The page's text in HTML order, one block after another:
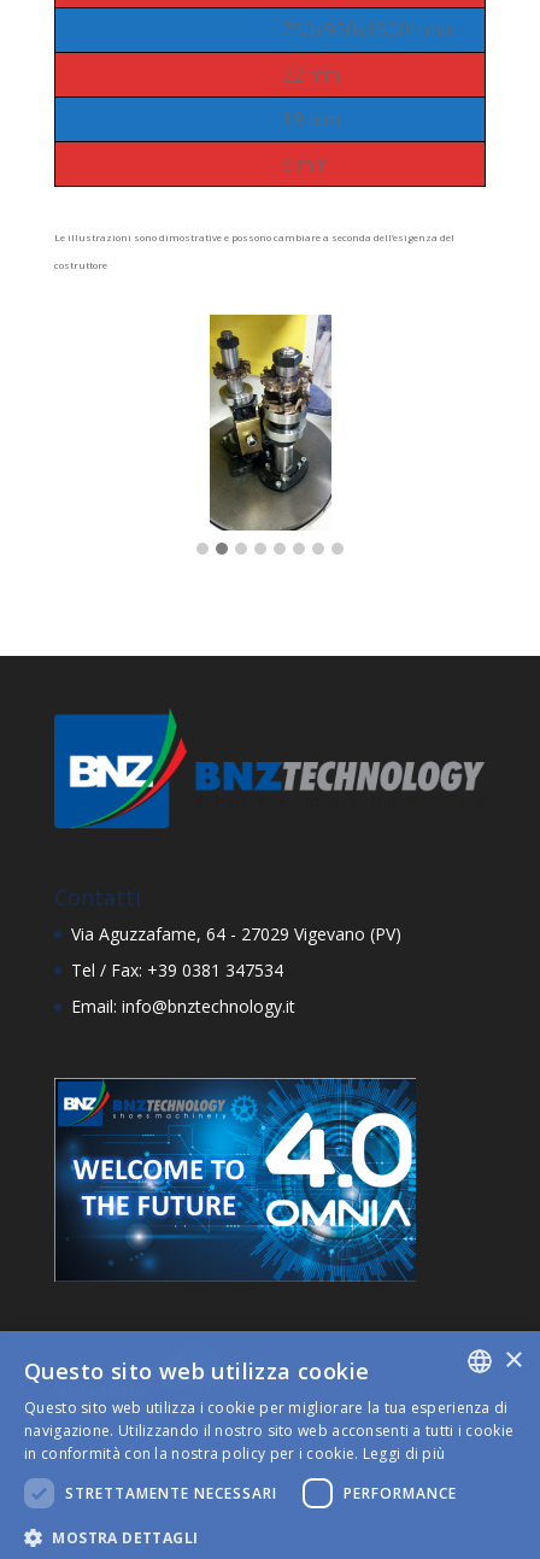
750x950x1500h mm
22 mm
19 mm
8 mm
Le illustrazioni sono dimostrative e possono cambiare a seconda dell’esigenza del
costruttore
Contatti
Via Aguzzafame, 64 - 27029 Vigevano (PV)
Tel / Fax: +39 0381 347534
Email: info@bnztechnology.it
Privacy Policy
ITALIAN
×
Questo sito web utilizza cookie
Questo sito web utilizza i cookie per migliorare la tua esperienza di
navigazione. Utilizzando il nostro sito web acconsenti a tutti i cookie
in conformità con la nostra policy per i cookie. Leggi di più
STRETTAMENTE NECESSARI
PERFORMANCE
MOSTRA DETTAGLI